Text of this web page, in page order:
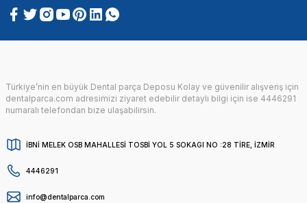
Türkiye’nin en büyük Dental parça Deposu Kolay ve güvenilir alışveriş için
dentalparca.com adresimizi ziyaret edebilir detaylı bilgi için ise 4446291
numaralı telefondan bize ulaşabilirsin.
İBNİ MELEK OSB MAHALLESİ TOSBİ YOL 5 SOKAGI NO :28 TİRE, İZMİR
4446291
info@dentalparca.com